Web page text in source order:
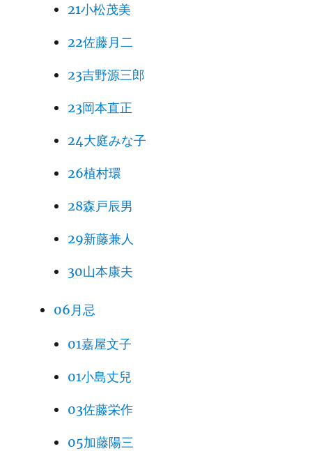
21小松茂美
22佐藤月二
23吉野源三郎
23岡本直正
24大庭みな子
26植村環
28森戸辰男
29新藤兼人
30山本康夫
06月忌
01嘉屋文子
01小島丈兒
03佐藤栄作
05加藤陽三